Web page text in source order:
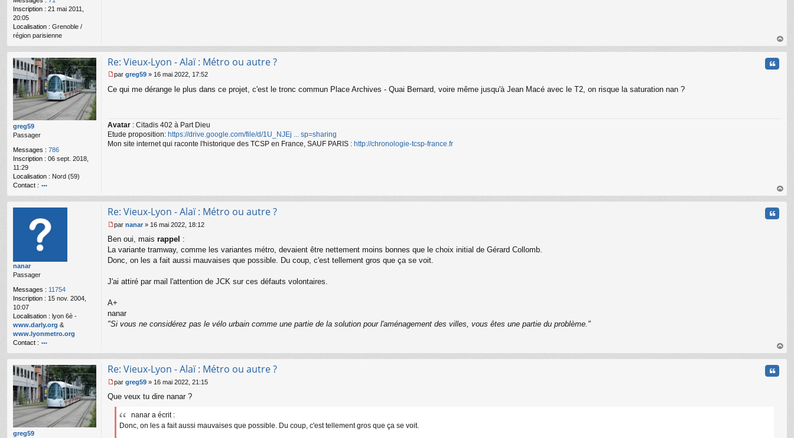
Inscription : 21 mai 2011,
20:05
Localisation : Grenoble /
région parisienne
au
greg59
Passager
Messages : 786
Inscription : 06 sept. 2018,
11:29
Localisation : Nord (59)
Contact :
o
nt
te
r
gr
e
Re: Vieux-Lyon - Alaï : Métro ou autre ?
e
g
e
n
par greg59 » 16 mai 2022, 17:52
Ce qui me dérange le plus dans ce projet, c'est le tronc commun Place Archives - Quai Bernard, voire même jusqu'à Jean Macé avec le T2, on risque la saturation nan ?
Avatar : Citadis 402 à Part Dieu
Etude proposition: https://drive.google.com/file/d/1U_NJEj ... sp=sharing
Mon site internet qui raconte l'historique des TCSP en France, SAUF PARIS : http://chronologie-tcsp-france.fr
au
nanar
Passager
Messages : 11754
Inscription : 15 nov. 2004,
10:07
Localisation : lyon 6è -
www.darly.org &
www.lyonmetro.org
Contact :
o
nt
ac
te
r
n
a
n
ar
Re: Vieux-Lyon - Alaï : Métro ou autre ?
e
s
s
e
o
n
l
u
par nanar » 16 mai 2022, 18:12
Ben oui, mais rappel :
La variante tramway, comme les variantes métro, devaient être nettement moins bonnes que le choix initial de Gérard Collomb.
Donc, on les a fait aussi mauvaises que possible. Du coup, c'est tellement gros que ça se voit.
J'ai attiré par mail l'attention de JCK sur ces défauts volontaires.
A+
nanar
"Si vous ne considérez pas le vélo urbain comme une partie de la solution pour l'aménagement des villes, vous êtes une partie du problème."
au
greg59
Re: Vieux-Lyon - Alaï : Métro ou autre ?
e
s
par greg59 » 16 mai 2022, 21:15
Que veux tu dire nanar ?
nanar a écrit :
Donc, on les a fait aussi mauvaises que possible. Du coup, c'est tellement gros que ça se voit.